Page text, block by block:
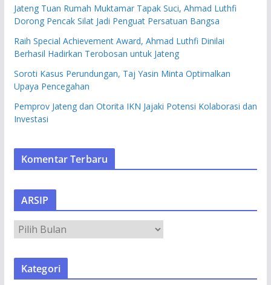
Jateng Tuan Rumah Muktamar Tapak Suci, Ahmad Luthfi
Dorong Pencak Silat Jadi Penguat Persatuan Bangsa
Raih Special Achievement Award, Ahmad Luthfi Dinilai
Berhasil Hadirkan Terobosan untuk Jateng
Soroti Kasus Perundungan, Taj Yasin Minta Optimalkan
Upaya Pencegahan
Pemprov Jateng dan Otorita IKN Jajaki Potensi Kolaborasi dan
Investasi
Komentar Terbaru
ARSIP
R
S
Kategori